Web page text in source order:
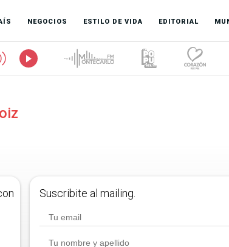
NEGOCIOS ESTILO DE VIDA EDITORIAL
Suscribite al mailing.